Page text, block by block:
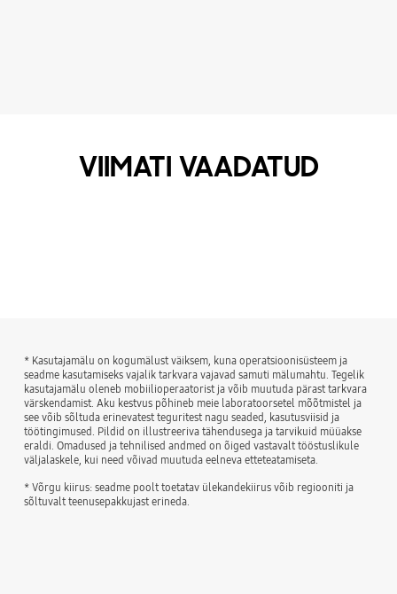
VIIMATI VAADATUD
* Kasutajamälu on kogumälust väiksem, kuna operatsioonisüsteem ja
seadme kasutamiseks vajalik tarkvara vajavad samuti mälumahtu. Tegelik
kasutajamälu oleneb mobiilioperaatorist ja võib muutuda pärast tarkvara
värskendamist. Aku kestvus põhineb meie laboratoorsetel mõõtmistel ja
see võib sõltuda erinevatest teguritest nagu seaded, kasutusviisid ja
töötingimused. Pildid on illustreeriva tähendusega ja tarvikuid müüakse
eraldi. Omadused ja tehnilised andmed on õiged vastavalt tööstuslikule
väljalaskele, kui need võivad muutuda eelneva etteteatamiseta.
* Võrgu kiirus: seadme poolt toetatav ülekandekiirus võib regiooniti ja
sõltuvalt teenusepakkujast erineda.